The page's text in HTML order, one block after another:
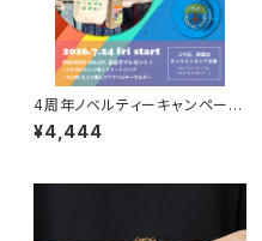
4周年ノベルティーキャンペーン
開催中！
¥4,444